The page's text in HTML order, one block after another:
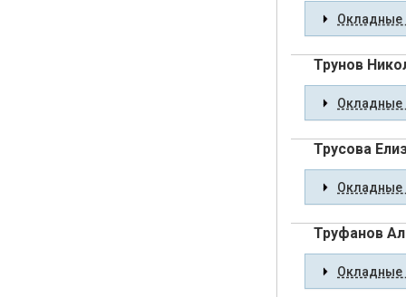
Окладные
Трунов
Окладные
Трусова
Окладные
Труфанов
Окладные